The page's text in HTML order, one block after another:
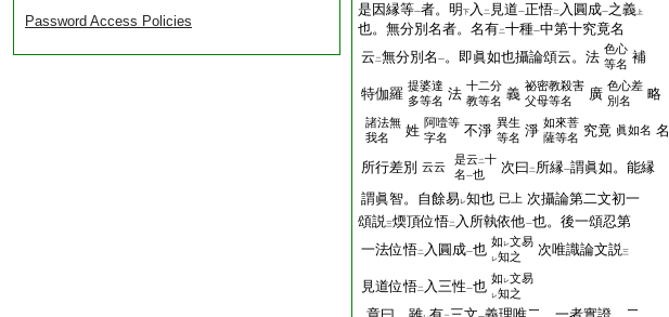
Password Access Policies
是因縁等一者。明 下 入 二 見道一正悟二 入圓成一之義 上
也。無分別名者。名有二十種一中第十究竟名
云 二無分別名 一。即眞如也攝論頌云。法 色心
等名 補
特伽羅 提婆達
多等名 法 十二分
教等名 義 祕密教殺害
父母等名
廣 色心差
別名
略
諸法無
我名
姓 阿噎等
字名
不淨 異生
等名 淨 如來菩
薩等名 究竟 眞如名 名
所行差別 云云
是云二十
名一也 次曰 二 所縁一謂眞如。能縁
謂眞智。自餘易レ知也 已上 次攝論第二文初一
頌説三煗頂位悟二 入所執依他一也。後一頌忍第
一法位悟二 入圓成一也 如 レ文易
レ知之 次唯識論文説三
見道位悟二 入三性一也 如 レ文易
レ知之